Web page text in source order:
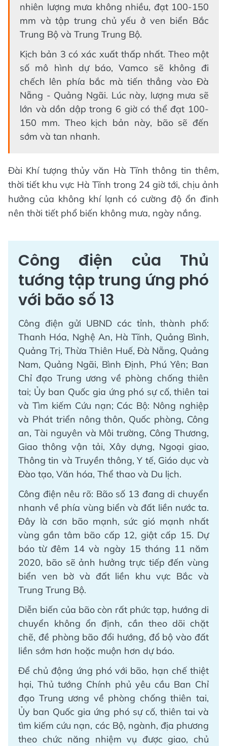
nhiên lượng mưa không nhiều, đạt 100-150
mm và tập trung chủ yếu ở ven biển Bắc
Trung Bộ và Trung Trung Bộ.
Kịch bản 3 có xác xuất thấp nhất. Theo một
số mô hình dự báo, Vamco sẽ không đi
chếch lên phía bắc mà tiến thẳng vào Đà
Nẵng - Quảng Ngãi. Lúc này, lượng mưa sẽ
lớn và dồn dập trong 6 giờ có thể đạt 100-
150 mm. Theo kịch bản này, bão sẽ đến
sớm và tan nhanh.
Đài Khí tượng thủy văn Hà Tĩnh thông tin thêm,
thời tiết khu vực Hà Tĩnh trong 24 giờ tới, chịu ảnh
hưởng của không khí lạnh có cường độ ổn đinh
nên thời tiết phổ biến không mưa, ngày nắng.
Công điện của Thủ
tướng tập trung ứng phó
với bão số 13
Công điện gửi UBND các tỉnh, thành phố:
Thanh Hóa, Nghệ An, Hà Tĩnh, Quảng Bình,
Quảng Trị, Thừa Thiên Huế, Đà Nẵng, Quảng
Nam, Quảng Ngãi, Bình Định, Phú Yên; Ban
Chỉ đạo Trung ương về phòng chống thiên
tai; Ủy ban Quốc gia ứng phó sự cố, thiên tai
và Tìm kiếm Cứu nạn; Các Bộ: Nông nghiệp
và Phát triển nông thôn, Quốc phòng, Công
an, Tài nguyên và Môi trường, Công Thương,
Giao thông vận tải, Xây dựng, Ngoại giao,
Thông tin và Truyền thông, Y tế, Giáo dục và
Đào tạo, Văn hóa, Thể thao và Du lịch.
Công điện nêu rõ: Bão số 13 đang di chuyển
nhanh về phía vùng biển và đất liền nước ta.
Đây là cơn bão mạnh, sức gió mạnh nhất
vùng gần tâm bão cấp 12, giật cấp 15. Dự
báo từ đêm 14 và ngày 15 tháng 11 năm
2020, bão sẽ ảnh hưởng trực tiếp đến vùng
biển ven bờ và đất liền khu vực Bắc và
Trung Trung Bộ.
Diễn biến của bão còn rất phức tạp, hướng di
chuyển không ổn định, cần theo dõi chặt
chẽ, đề phòng bão đổi hướng, đổ bộ vào đất
liền sớm hơn hoặc muộn hơn dự báo.
Để chủ động ứng phó với bão, hạn chế thiệt
hại, Thủ tướng Chính phủ yêu cầu Ban Chỉ
đạo Trung ương về phòng chống thiên tai,
Ủy ban Quốc gia ứng phó sự cố, thiên tai và
tìm kiếm cứu nạn, các Bộ, ngành, địa phương
theo chức năng nhiệm vụ được giao, chủ